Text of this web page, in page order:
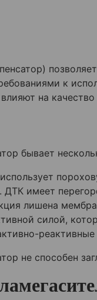
к
на
бывает
ДТК имеет
лишена
силой,
не способен